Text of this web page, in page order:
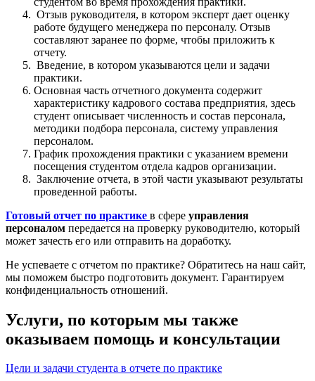
Отзыв руководителя, в котором эксперт дает оценку
работе будущего менеджера по персоналу. Отзыв
составляют заранее по форме, чтобы приложить к
отчету.
Введение, в котором указываются цели и задачи
практики.
Основная часть отчетного документа содержит
характеристику кадрового состава предприятия, здесь
студент описывает численность и состав персонала,
методики подбора персонала, систему управления
персоналом.
График прохождения практики с указанием времени
посещения студентом отдела кадров организации.
Заключение отчета, в этой части указывают результаты
проведенной работы.
Готовый отчет по практике в сфере управления
персоналом передается на проверку руководителю, который
может зачесть его или отправить на доработку.
Не успеваете с отчетом по практике? Обратитесь на наш сайт,
мы поможем быстро подготовить документ. Гарантируем
конфиденциальность отношений.
Услуги, по которым мы также
оказываем помощь и консультации
Цели и задачи студента в отчете по практике